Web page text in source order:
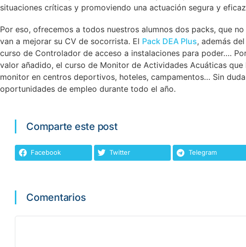
situaciones críticas y promoviendo una actuación segura y
Por eso, ofrecemos a todos nuestros alumnos dos packs, que
van a mejorar su CV de socorrista. El Pack DEA Plus, además
curso de Controlador de acceso a instalaciones para poder….
valor añadido, el curso de Monitor de Actividades Acuáticas
monitor en centros deportivos, hoteles, campamentos… Sin
oportunidades de empleo durante todo el año.
Comparte este post
Facebook Twitter Telegram
Comentarios